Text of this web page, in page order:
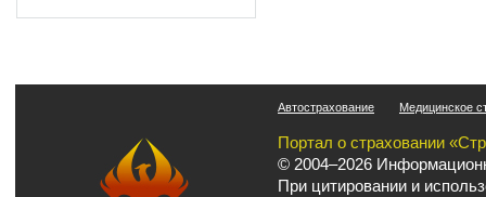
Автострахование Медицинское
Портал о страховании
© 2004–2026
При цитировании и